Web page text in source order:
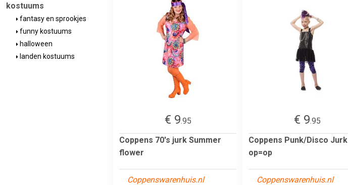
kostuums
fantasy en sprookjes
funny kostuums
halloween
landen kostuums
€ 9.95
Coppens 70's jurk Summer
flower
Coppenswarenhuis.nl
€ 9.95
Coppens Punk/Disco Jurk
op=op
Coppenswarenhuis.nl